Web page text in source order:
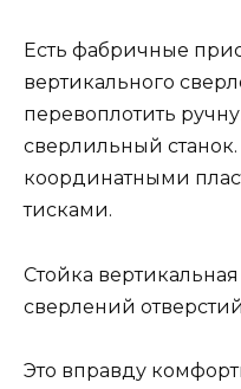
Есть фабричные
вертикального
перевоплотить
сверлильный
координатными
тисками.
Стойка
сверлений
Это вправду